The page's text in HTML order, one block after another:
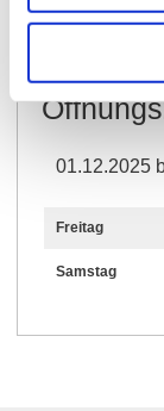
01.12.2025
Freitag
Samstag